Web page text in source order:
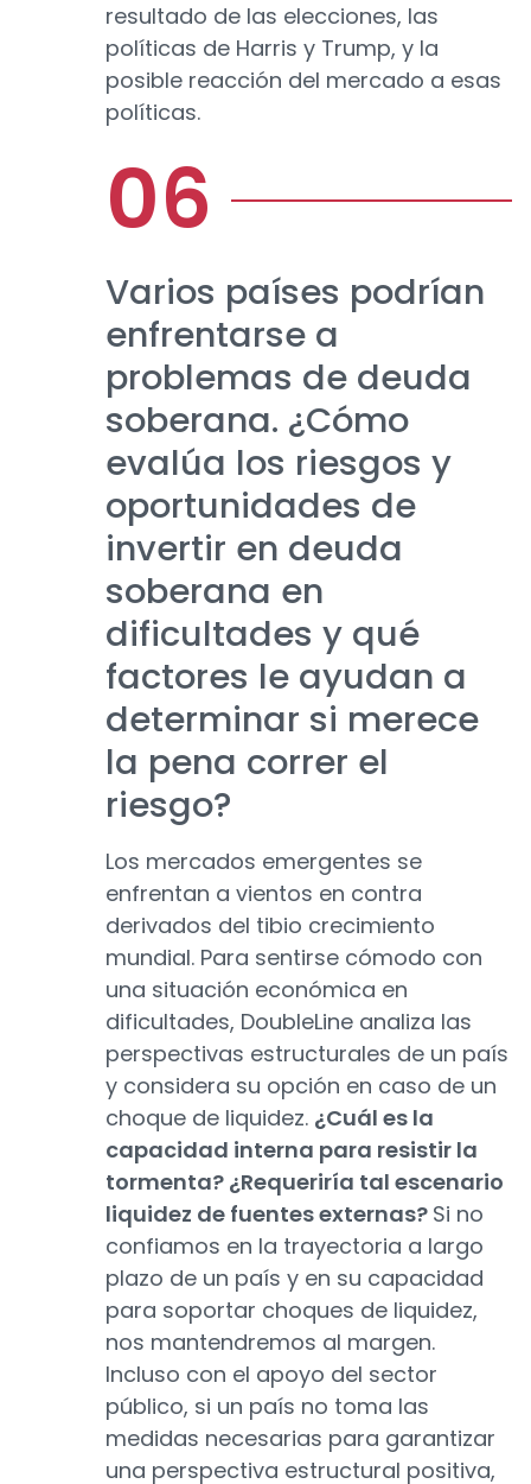
resultado de las elecciones, las
políticas de Harris y Trump, y la
posible reacción del mercado a esas
políticas.
Varios países podrían
enfrentarse a
problemas de deuda
soberana. ¿Cómo
evalúa los riesgos y
oportunidades de
invertir en deuda
soberana en
dificultades y qué
factores le ayudan a
determinar si merece
la pena correr el
riesgo?
Los mercados emergentes se
enfrentan a vientos en contra
derivados del tibio crecimiento
mundial. Para sentirse cómodo con
una situación económica en
dificultades, DoubleLine analiza las
perspectivas estructurales de un país
y considera su opción en caso de un
choque de liquidez. ¿Cuál es la
capacidad interna para resistir la
tormenta? ¿Requeriría tal escenario
liquidez de fuentes externas? Si no
confiamos en la trayectoria a largo
plazo de un país y en su capacidad
para soportar choques de liquidez,
nos mantendremos al margen.
Incluso con el apoyo del sector
público, si un país no toma las
medidas necesarias para garantizar
una perspectiva estructural positiva,